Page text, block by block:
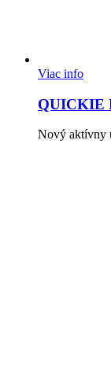
Viac info
QUICKIE
Nový aktívny